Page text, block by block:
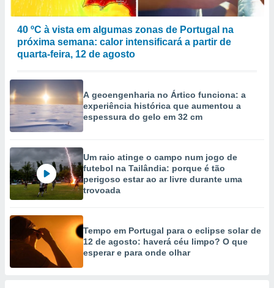
40 ºC à vista em algumas zonas de Portugal na
próxima semana: calor intensificará a partir de
quarta-feira, 12 de agosto
A geoengenharia no Ártico funciona: a
experiência histórica que aumentou a
espessura do gelo em 32 cm
Um raio atinge o campo num jogo de
futebol na Tailândia: porque é tão
perigoso estar ao ar livre durante uma
trovoada
Tempo em Portugal para o eclipse solar de
12 de agosto: haverá céu limpo? O que
esperar e para onde olhar